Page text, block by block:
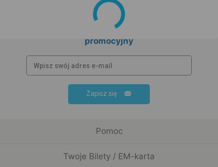
Zapisz się do newslettera!
Bądź na bieżąco z nowościami i
promocjami oraz otrzymaj
promocyjny
Zapisz się
Pomoc
Twoje Bilety / EM-karta